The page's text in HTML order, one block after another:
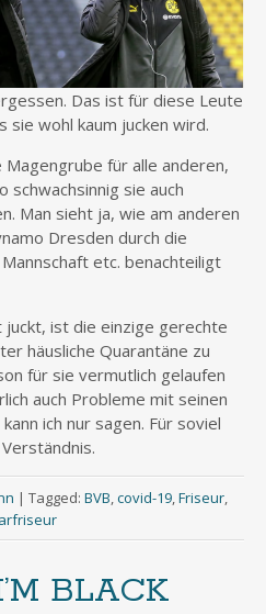
Das ist für diese Leute
sie wohl kaum jucken wird.
Magengrube für alle anderen,
schwachsinnig sie auch
Man sieht ja, wie am anderen
Dresden durch die
etc. benachteiligt
juckt, ist die einzige gerechte
häusliche Quarantäne zu
für sie vermutlich gelaufen
auch Probleme mit seinen
ich nur sagen. Für soviel
| Tagged: BVB covid-19, Friseur,
BLACK